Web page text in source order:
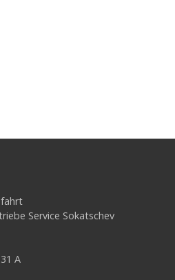
Service Sokatschev
A